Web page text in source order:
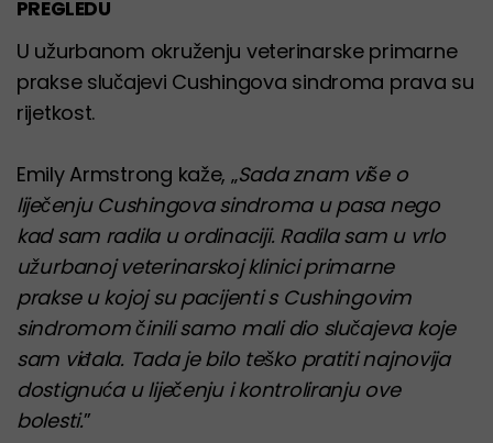
PREGLEDU
U užurbanom okruženju veterinarske primarne
prakse slučajevi Cushingova sindroma prava su
rijetkost.
Emily Armstrong kaže, „Sada znam više o
liječenju Cushingova sindroma u pasa nego
kad sam radila u ordinaciji. Radila sam u vrlo
užurbanoj veterinarskoj klinici primarne
prakse u kojoj su pacijenti s Cushingovim
sindromom činili samo mali dio slučajeva koje
sam viđala. Tada je bilo teško pratiti najnovija
dostignuća u liječenju i kontroliranju ove
bolesti.”